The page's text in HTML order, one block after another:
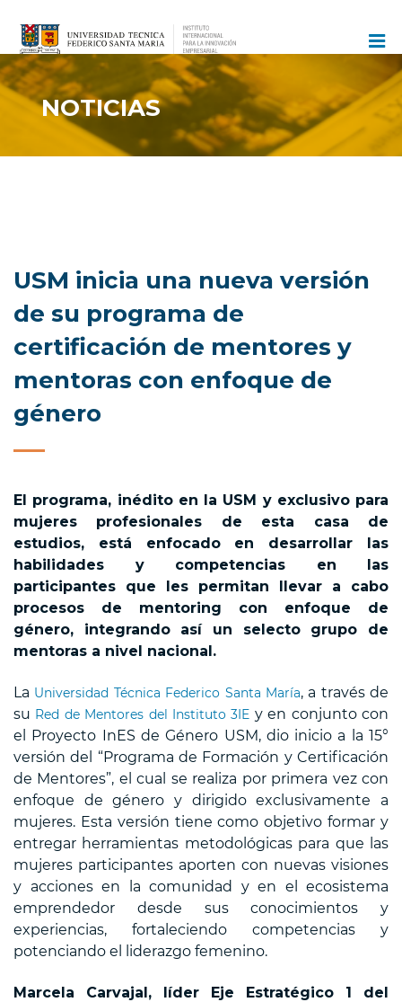
contenido
NOTICIAS
USM inicia una nueva versión
de su programa de
certificación de mentores y
mentoras con enfoque de
género
El programa, inédito en la USM y exclusivo para
mujeres profesionales de esta casa de
estudios, está enfocado en desarrollar las
habilidades y competencias en las
participantes que les permitan llevar a cabo
procesos de mentoring con enfoque de
género, integrando así un selecto grupo de
mentoras a nivel nacional.
La Universidad Técnica Federico Santa María, a través de
su Red de Mentores del Instituto 3IE y en conjunto con
el Proyecto InES de Género USM, dio inicio a la 15°
versión del “Programa de Formación y Certificación
de Mentores”, el cual se realiza por primera vez con
enfoque de género y dirigido exclusivamente a
mujeres. Esta versión tiene como objetivo formar y
entregar herramientas metodológicas para que las
mujeres participantes aporten con nuevas visiones
y acciones en la comunidad y en el ecosistema
emprendedor desde sus conocimientos y
experiencias, fortaleciendo competencias y
potenciando el liderazgo femenino.
Marcela Carvajal, líder Eje Estratégico 1 del